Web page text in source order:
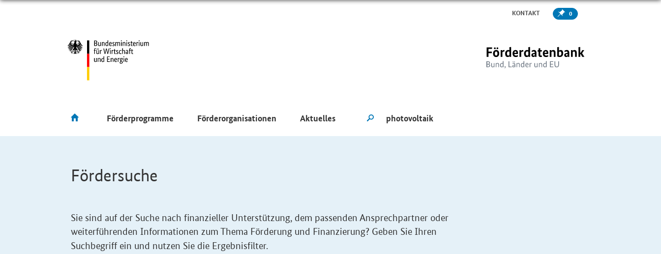
KONTAKT 0
Förderprogramme Förderorganisationen Aktuelles
Fördersuche
Sie sind auf der Suche nach finanzieller Unterstützung, dem passenden Ansprechpartner oder
weiterführenden Informationen zum Thema Förderung und Finanzierung? Geben Sie Ihren
Suchbegriff ein und nutzen Sie die Ergebnisfilter.